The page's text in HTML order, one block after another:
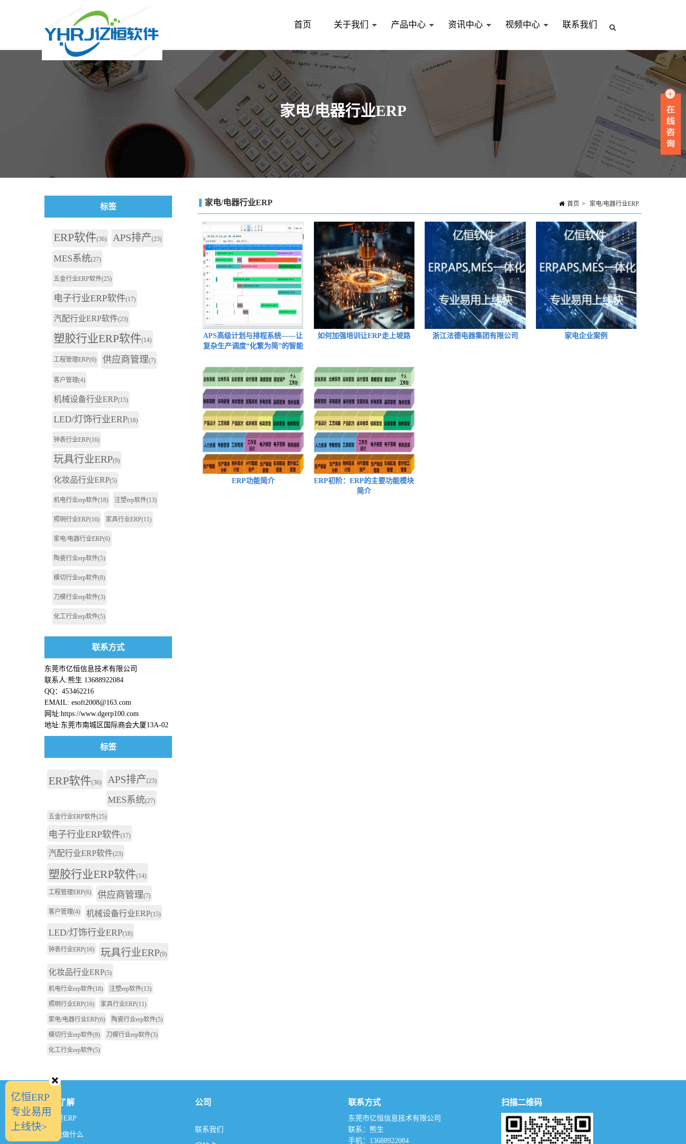
首页 关于我们 产品中心 资讯中心 视频中心 联系我们
家电/电器行业ERP
首页 > 家电/电器行业ERP
家电/电器行业ERP
APS高级计划与排程系统——让
复杂生产调度“化繁为简”的智能
如何加强培训让ERP走上坡路 浙江法德电器集团有限公司 家电企业案例
ERP功能简介
ERP初阶：ERP的主要功能模块
简介
标签
ERP软件(36) APS排产(23)
MES系统(27)
五金行业ERP软件(25)
电子行业ERP软件(17)
汽配行业ERP软件(23)
塑胶行业ERP软件(14)
工程管理ERP(6) 供应商管理(7)
客户管理(4)
机械设备行业ERP(15)
LED/灯饰行业ERP(18)
钟表行业ERP(16)
玩具行业ERP(9)
化妆品行业ERP(5)
机电行业erp软件(18) 注塑erp软件(13)
照明行业ERP(16) 家具行业ERP(11)
家电/电器行业ERP(6)
陶瓷行业erp软件(5)
模切行业erp软件(8)
刀模行业erp软件(3)
化工行业erp软件(5)
联系方式
东莞市亿恒信息技术有限公司
联系人:熊生 13688922084
QQ：453462216
EMAIL: esoft2008@163.com
网址:https://www.dgerp100.com
地址:东莞市南城区国际商会大厦13A-02
标签
ERP软件(36) APS排产(23)
MES系统(27)
五金行业ERP软件(25)
电子行业ERP软件(17)
汽配行业ERP软件(23)
塑胶行业ERP软件(14)
工程管理ERP(6) 供应商管理(7)
客户管理(4) 机械设备行业ERP(15)
LED/灯饰行业ERP(18)
钟表行业ERP(16) 玩具行业ERP(9)
化妆品行业ERP(5)
机电行业erp软件(18) 注塑erp软件(13)
照明行业ERP(16) 家具行业ERP(11)
家电/电器行业ERP(6) 陶瓷行业erp软件(5)
模切行业erp软件(8) 刀模行业erp软件(3)
化工行业erp软件(5)
我想了解
什么是ERP
ERP能做什么
公司
联系我们
联系方式
东莞市亿恒信息技术有限公司
联系：熊生
手机：13688922084
扫描二维码
亿恒ERP
专业易用
上线快>